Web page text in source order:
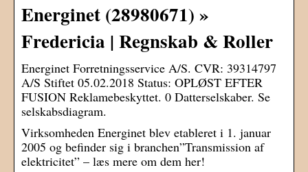
Energinet (28980671) »
Fredericia | Regnskab & Roller
Energinet Forretningsservice A/S. CVR: 39314797
A/S Stiftet 05.02.2018 Status: OPLØST EFTER
FUSION Reklamebeskyttet. 0 Datterselskaber. Se
selskabsdiagram.
Virksomheden Energinet blev etableret i 1. januar
2005 og befinder sig i branchen”Transmission af
elektricitet” – læs mere om dem her!